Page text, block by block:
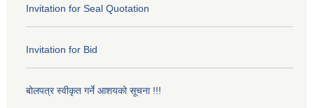
Invitation for Seal Quotation
Invitation for Bid
बोलपत्र स्वीकृत गर्ने आशयको सूचना !!!